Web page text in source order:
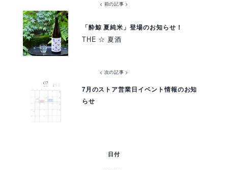
< 前の記事 >
「酔鯨 夏純米」登場のお知らせ！
THE ☆ 夏酒
< 次の記事 >
7月のストア営業日イベント情報のお知
らせ
日付